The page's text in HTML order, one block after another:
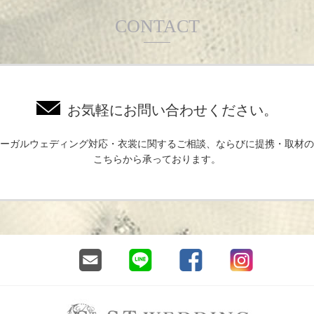
CONTACT
お気軽にお問い合わせください。
ガルウェディング対応・衣裳に関するご相談、ならびに提携・取材
こちらから承っております。